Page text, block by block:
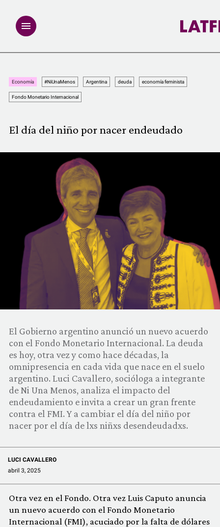
INVESTIGACIONES
COMUNIDAD
QUIÉNES SOMOS
Economía #NiUnaMenos Argentina deuda economía feminista
Fondo Monetario Internacional
El día del niño por nacer endeudado
El Gobierno argentino anunció un nuevo acuerdo
con el Fondo Monetario Internacional. La deuda
es hoy, otra vez y como hace décadas, la
omnipresencia en cada vida que nace en el suelo
argentino. Luci Cavallero, socióloga a integrante
de Ni Una Menos, analiza el impacto del
endeudamiento e invita a crear un gran frente
contra el FMI. Y a cambiar el día del niño por
nacer por el día de lxs niñxs desendeudadxs.
LUCI CAVALLERO
abril 3, 2025
Otra vez en el Fondo. Otra vez Luis Caputo anuncia
un nuevo acuerdo con el Fondo Monetario
Internacional (FMI), acuciado por la falta de dólares